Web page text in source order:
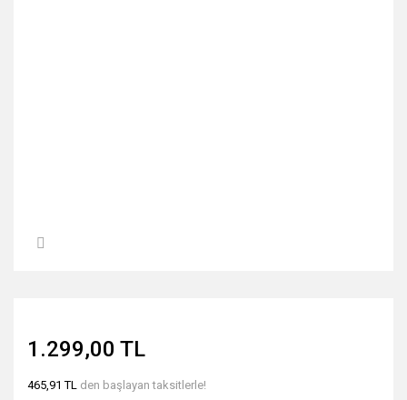
1.299,00 TL
465,91 TL den başlayan taksitlerle!